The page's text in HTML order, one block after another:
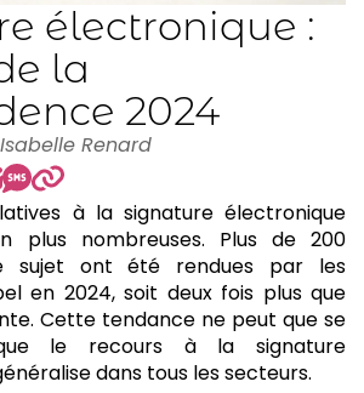
électronique :
la
2024
Publié
par
Isabelle Renard
à la signature électronique
plus nombreuses. Plus de 200
sujet ont été rendues par les
en 2024, soit deux fois plus que
Cette tendance ne peut que se
le recours à la signature
dans tous les secteurs.